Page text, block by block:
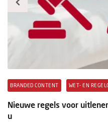
BRANDED CONTENT WET- EN
Nieuwe regels voor
u